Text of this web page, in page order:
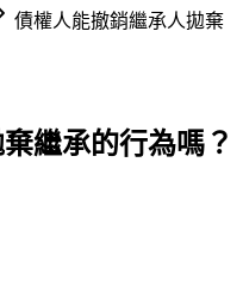
債權人能撤銷繼承人拋棄
繼承的行為嗎？